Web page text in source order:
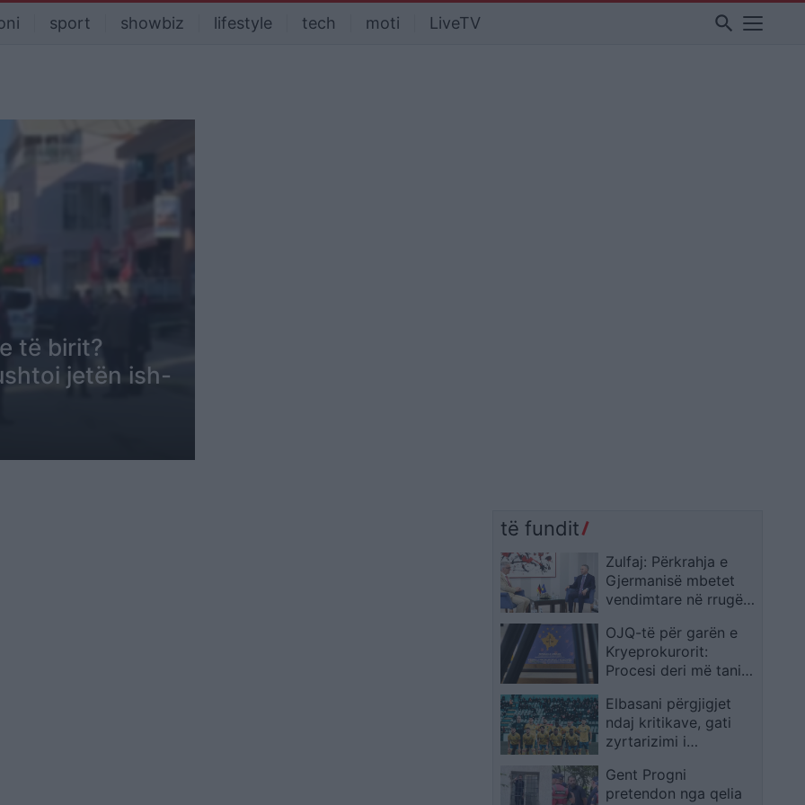
sport showbiz lifestyle tech moti LiveTV search
të birit?
jetën ish-
të fundit
Zulfaj: Përkrahja e
Gjermanisë mbetet
vendimtare në rrugën
OJQ-të për garën e
Kryeprokurorit:
Procesi deri më tani
transparencë dhe mbi
bazë meritokracie
Elbasani përgjigjet
ndaj kritikave, gati
zyrtarizimi i
nga Serie B
Gent Progni
pretendon nga qelia